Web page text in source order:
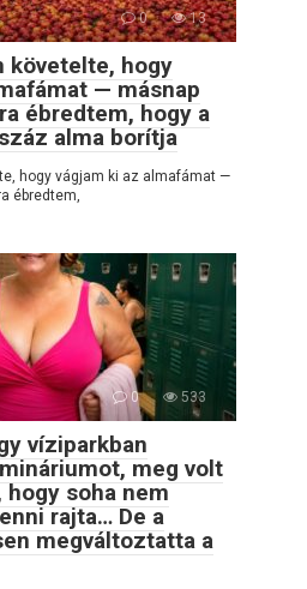
0 13
követelte, hogy
— másnap
ébredtem, hogy a
alma borítja
hogy vágjam ki az almafámat —
ébredtem,
0 533
víziparkban
meg volt
soha nem
rajta… De a
megváltoztatta a